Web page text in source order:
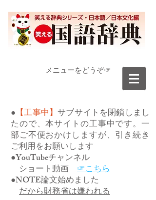
​メニューをどうぞ☞
● 【工事中】サブサイトを閉鎖しまし
たので、本サイトの工事中です。一
部ご不便おかけしますが、引き続き
ご利用をお願いします
●YouTubeチャンネル
ショート動画 ☞こちら
●NOTE論文始めました
だから財務省は嫌われる